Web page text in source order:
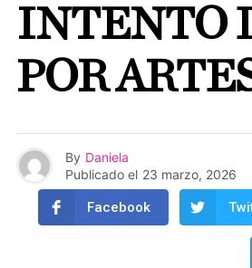
INTENTO
POR
By Daniela
Publicado el 23 marzo, 2026
Facebook